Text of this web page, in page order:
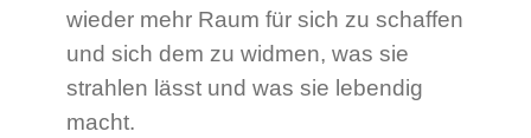
wieder mehr Raum für sich zu schaffen
und sich dem zu widmen, was sie
strahlen lässt und was sie lebendig
macht.